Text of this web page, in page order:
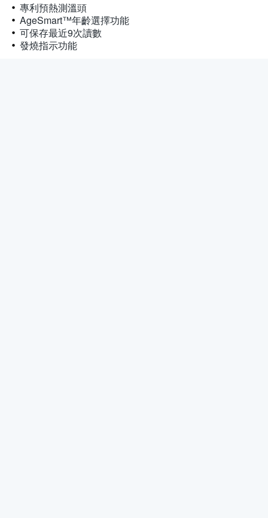
專利預熱測溫頭
AgeSmart™年齡選擇功能
可保存最近9次讀數
發燒指示功能